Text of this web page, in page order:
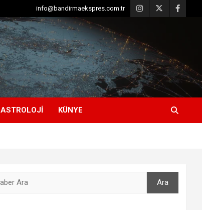
info@bandirmaekspres.com.tr
ASTROLOJI KÜNYE
Ara